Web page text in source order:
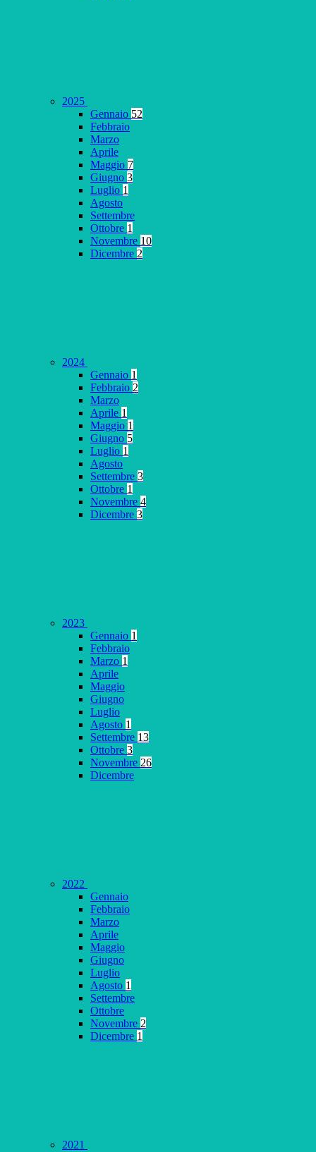
2025
Gennaio 52
Febbraio
Marzo
Aprile
Maggio 7
Giugno 3
Luglio 1
Agosto
Settembre
Ottobre 1
Novembre 10
Dicembre 2
2024
Gennaio 1
Febbraio 2
Marzo
Aprile 1
Maggio 1
Giugno 5
Luglio 1
Agosto
Settembre 3
Ottobre 1
Novembre 4
Dicembre 3
2023
Gennaio 1
Febbraio
Marzo 1
Aprile
Maggio
Giugno
Luglio
Agosto 1
Settembre 13
Ottobre 3
Novembre 26
Dicembre
2022
Gennaio
Febbraio
Marzo
Aprile
Maggio
Giugno
Luglio
Agosto 1
Settembre
Ottobre
Novembre 2
Dicembre 1
2021